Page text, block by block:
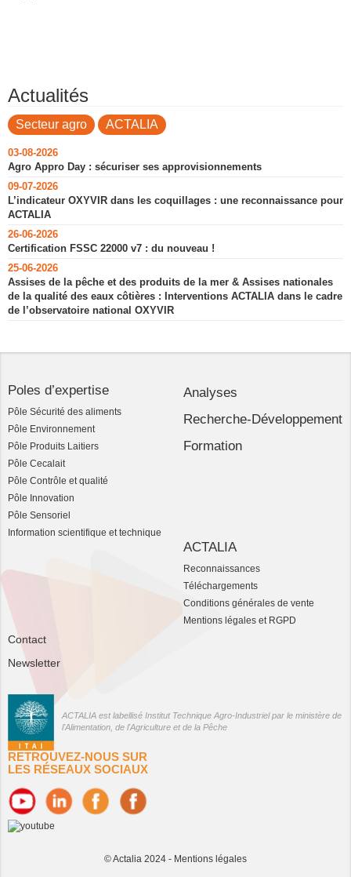
Actualités
Secteur agro ACTALIA
03-08-2026
Agro Appro Day : sécuriser ses approvisionnements
09-07-2026
L’indicateur OXYVIR dans les coquillages : une reconnaissance pour
ACTALIA
26-06-2026
Certification FSSC 22000 v7 : du nouveau !
25-06-2026
Assises de la pêche et des produits de la mer & Assises nationales
de la qualité des eaux côtières : Interventions ACTALIA dans le cadre
de l’observatoire national OXYVIR
Poles d’expertise
Pôle Sécurité des aliments
Pôle Environnement
Pôle Produits Laitiers
Pôle Cecalait
Pôle Contrôle et qualité
Pôle Innovation
Pôle Sensoriel
Information scientifique et technique
Analyses
Recherche-Développement
Formation
ACTALIA
Reconnaissances
Téléchargements
Conditions générales de vente
Mentions légales et RGPD
Contact
Newsletter
ACTALIA est labellisé Institut Technique Agro-Industriel par le ministère de
l'Alimentation, de l'Agriculture et de la Pêche
RETROUVEZ-NOUS SUR
LES RÉSEAUX SOCIAUX
© Actalia 2024 - Mentions légales